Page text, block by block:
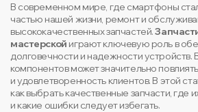
В современном мире, где смартфоны
частью нашей жизни, ремонт и
высококачественных запчастей.
мастерской играют ключевую роль в
долговечности и надежности устройств.
компонентов может значительно
и удовлетворенность клиентов. В этой
как выбрать качественные запчасти, где
и какие ошибки следует избегать.